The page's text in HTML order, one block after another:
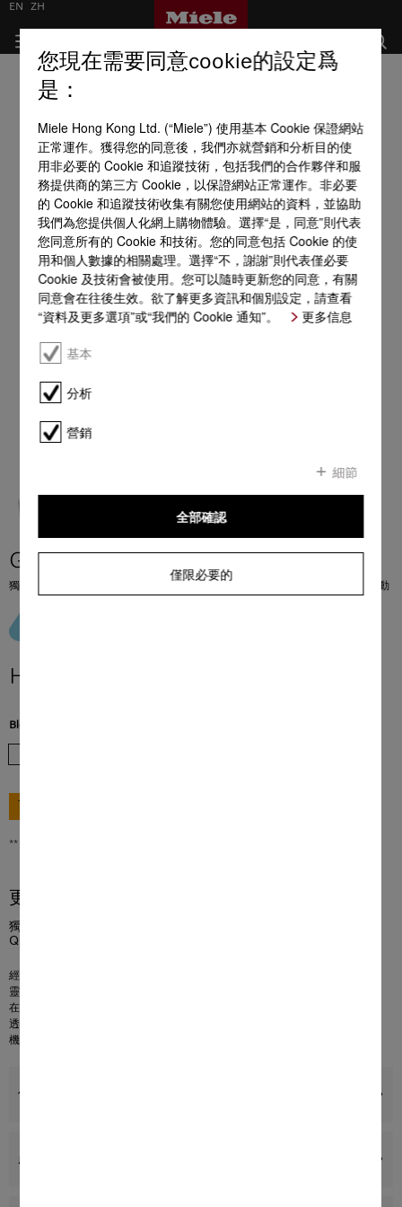
G 5000 C SC Active
獨立式洗碗碟機 45 dB I 餐具盤 I Comfort C 籃架 I QuickPowerWash I 延時啟動
HK$ 11,980.00
Blend Color:
** 香港零售價
更多產品資訊
獨立式洗碗碟機 45 dB I 餐具盤 I Comfort C 籃架 I
QuickPowerWash I 延時啟動
經過測試，使用壽命相當於 20 年
靈活的籃架設計，日常使用的不二之選 –
在 1 小時之內實現完美清洗效果 –
透過延時啟動功能，您最多可以提前 24 小時設定洗衣程序的啟動時間
機門極易開關 –
優點
產品詳情
EN ZH
您現在需要同意cookie的設定爲
是：
Miele Hong Kong Ltd. (“Miele”) 使用基本 Cookie 保證網站
正常運作。獲得您的同意後，我們亦就營銷和分析目的使
用非必要的 Cookie 和追蹤技術，包括我們的合作夥伴和服
務提供商的第三方 Cookie，以保證網站正常運作。非必要
的 Cookie 和追蹤技術收集有關您使用網站的資料，並協助
我們為您提供個人化網上購物體驗。選擇“是，同意”則代表
您同意所有的 Cookie 和技術。您的同意包括 Cookie 的使
用和個人數據的相關處理。選擇“不，謝謝”則代表僅必要
Cookie 及技術會被使用。您可以隨時更新您的同意，有關
同意會在往後生效。欲了解更多資訊和個別設定，請查看
“資料及更多選項”或“我們的 Cookie 通知”。
更多信息
基本
分析
營銷
細節
僅限必要的
全部確認